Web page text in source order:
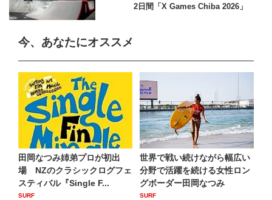
2日間「X Games Chiba 2026」
今、あなたにオススメ
田岡なつみ姉弟プロが初出
場 NZのクラシックログフェ
スティバル『Single F...
SURF
世界で戦い続けながら幅広い
分野で活躍を続ける女性ロン
グボーダー田岡なつみ
SURF